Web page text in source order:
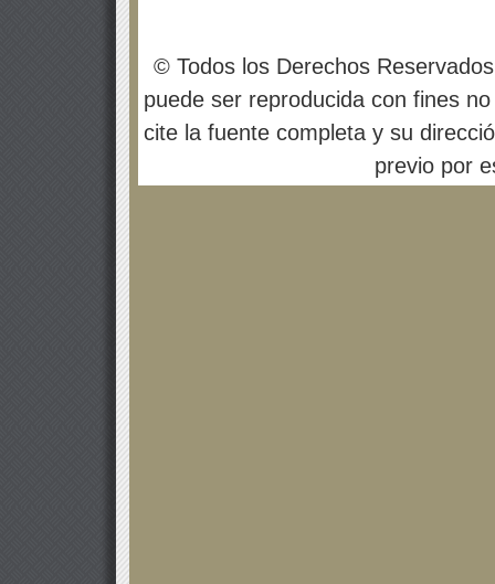
© Todos los Derechos
puede ser reproducida con fines
cite la fuente completa y su
previo por